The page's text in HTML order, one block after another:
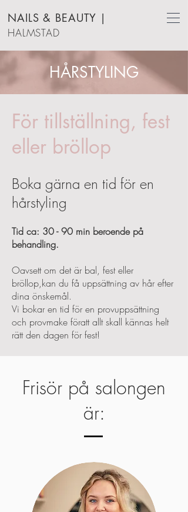
NAILS & BEAUTY |
HALMSTAD
HÅRSTYLING
För tillställning, fest
eller bröllop
Boka gärna en tid för en
hårstyling
Tid ca: 30 - 90 min beroende på
behandling.
Oavsett om det är bal, fest eller
bröllop,kan du få uppsättning av hår efter
dina önskemål.
Vi bokar en tid för en provuppsättning
och provmake föratt allt skall kännas helt
rätt den dagen för fest!
Frisör på salongen
är: